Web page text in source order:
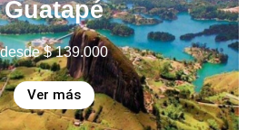
Guatapé
desde$139.000
Ver más